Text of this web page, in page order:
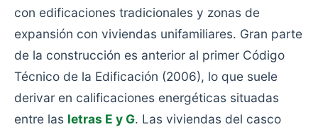
con edificaciones tradicionales y zonas de
expansión con viviendas unifamiliares. Gran parte
de la construcción es anterior al primer Código
Técnico de la Edificación (2006), lo que suele
derivar en calificaciones energéticas situadas
entre las letras E y G. Las viviendas del casco